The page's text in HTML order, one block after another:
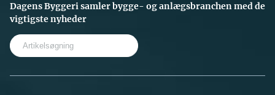
Dagens Byggeri samler bygge- og anlægsbranchen med de
vigtigste nyheder